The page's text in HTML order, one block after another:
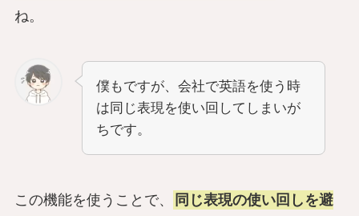
ね。
僕もですが、会社で英語を使う時
は同じ表現を使い回してしまいが
ちです。
この機能を使うことで、
同じ表現の使い回しを避